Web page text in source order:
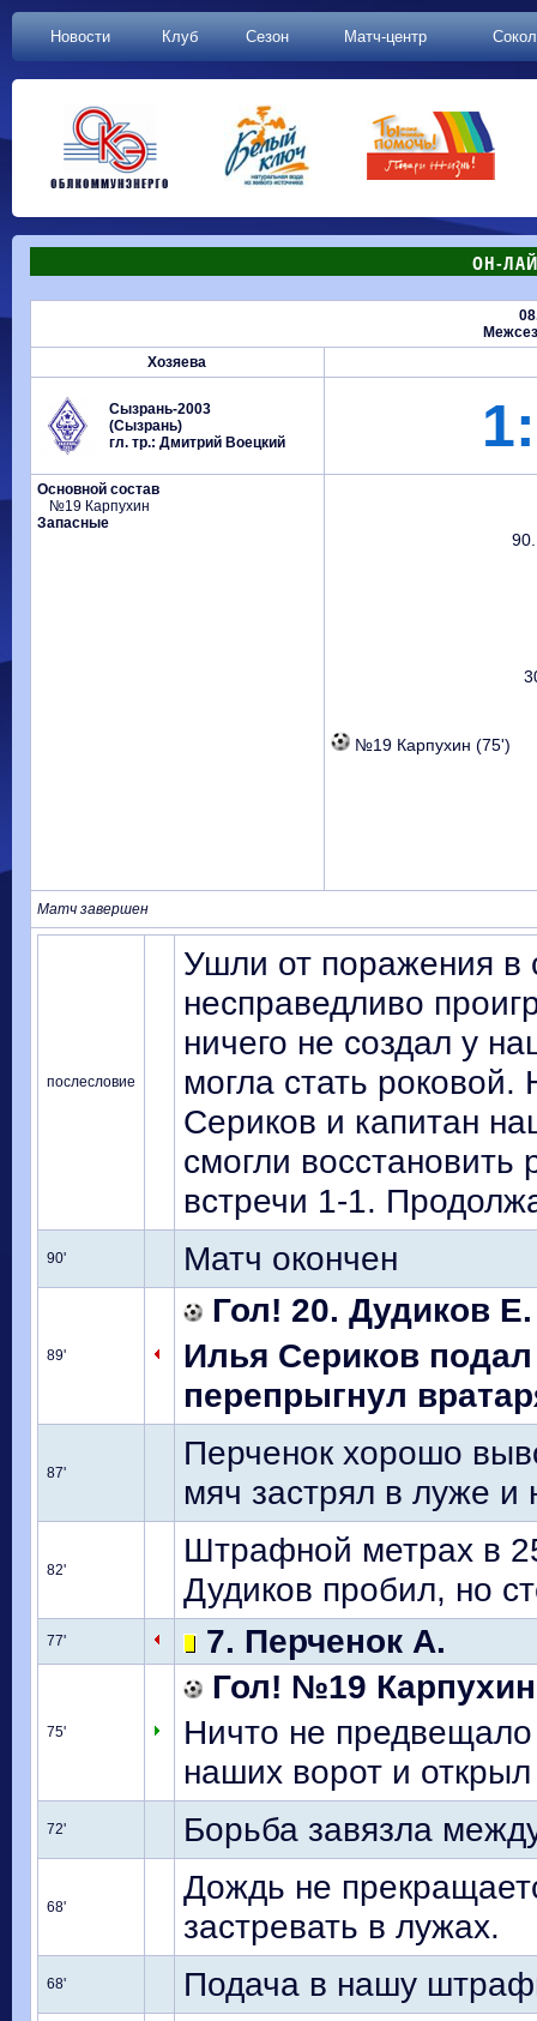
Новости Клуб Сезон Матч-центр
ОН-
Хозяева
Сызрань-2003
(Сызрань)
гл. тр.: Дмитрий Воецкий
Основной состав
№19 Карпухин
Запасные
№19 Карпухин (75')
Матч завершен
послесловие
Ушли от поражения в
несправедливо
ничего не создал у
могла стать
Сериков и капитан
смогли восстановить
встречи 1-1.
90' Матч окончен
89'
Гол! 20. Дудиков Е.
Илья Сериков
перепрыгнул
87'
Перченок хорошо
мяч застрял в луже
82'
Штрафной метрах в
Дудиков пробил, но
77' 7. Перченок А.
75'
Гол! №19 Карпухин
Ничто не
наших ворот и
72' Борьба завязла
68'
Дождь не
застревать в лужах.
68' Подача в нашу